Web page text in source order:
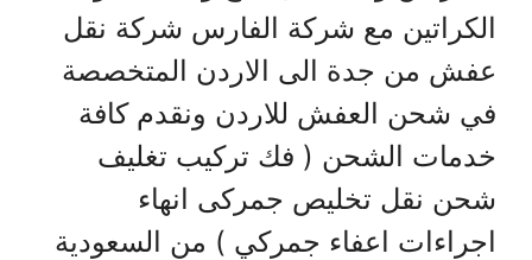
الكراتين مع شركة الفارس شركة نقل
عفش من جدة الى الاردن المتخصصة
في شحن العفش للاردن ونقدم كافة
خدمات الشحن ( فك تركيب تغليف
شحن نقل تخليص جمركى انهاء
اجراءات اعفاء جمركي ) من السعودية